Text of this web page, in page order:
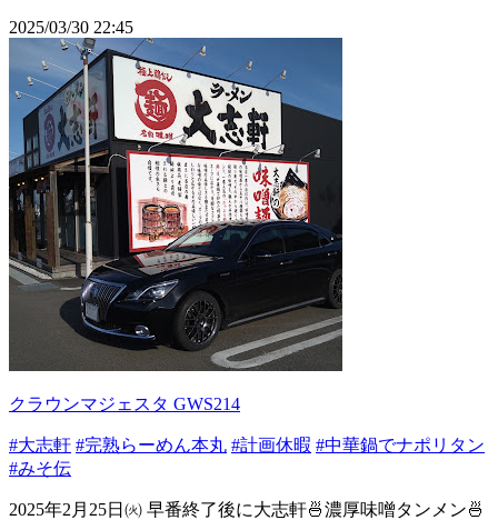
2025/03/30 22:45
クラウンマジェスタ GWS214
#大志軒 #完熟らーめん本丸 #計画休暇 #中華鍋でナポリタン
#みそ伝
2025年2月25日㈫ 早番終了後に大志軒🍜濃厚味噌タンメン🍜